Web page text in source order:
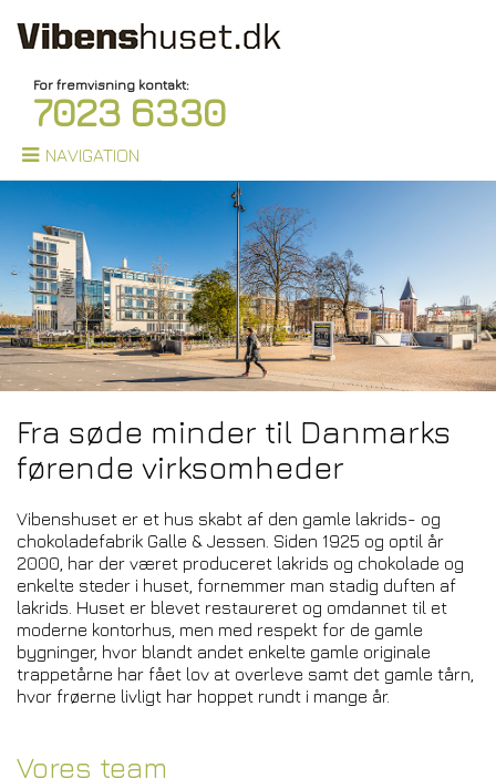
For fremvisning kontakt:
7023 6330
NAVIGATION
Fra søde minder til Danmarks
førende virksomheder
Vibenshuset er et hus skabt af den gamle lakrids- og
chokoladefabrik Galle & Jessen. Siden 1925 og optil år
2000, har der været produceret lakrids og chokolade og
enkelte steder i huset, fornemmer man stadig duften af
lakrids. Huset er blevet restaureret og omdannet til et
moderne kontorhus, men med respekt for de gamle
bygninger, hvor blandt andet enkelte gamle originale
trappetårne har fået lov at overleve samt det gamle tårn,
hvor frøerne livligt har hoppet rundt i mange år.
Vores team